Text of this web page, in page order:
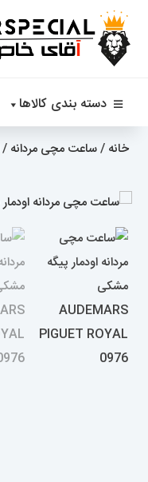
دسته بندی کالاها
خانه /ساعت مچی مردانه /